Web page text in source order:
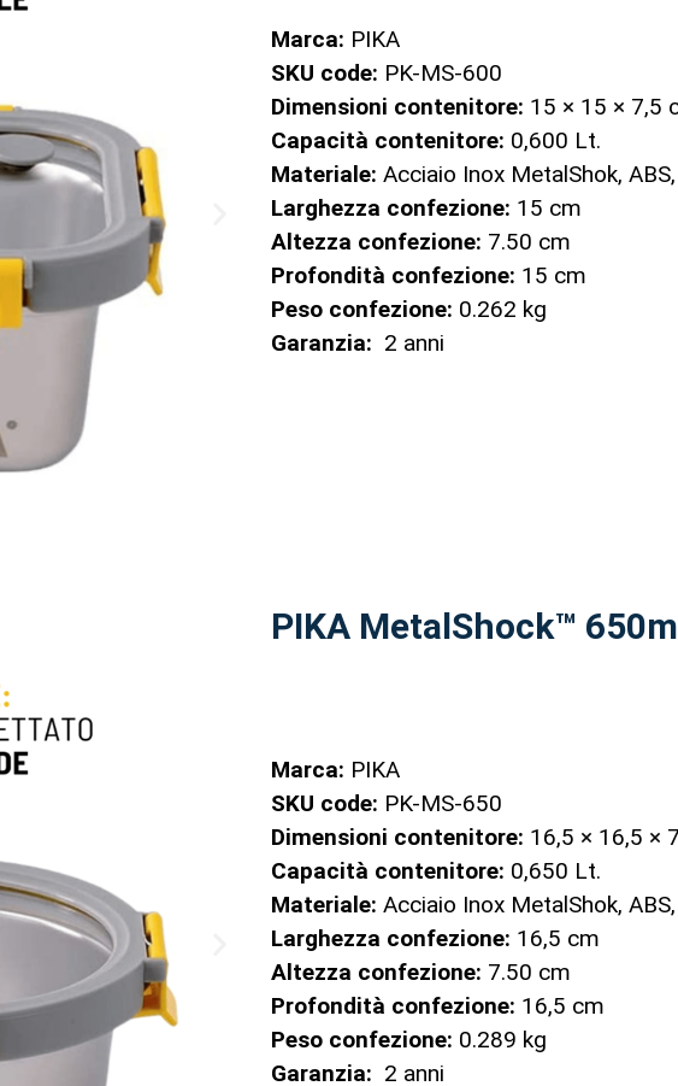
Marca: PIKA
SKU code: PK-MS-600
Dimensioni contenitore: 15 × 15 × 7,5
Capacità contenitore: 0,600 Lt.
Materiale: Acciaio Inox MetalShok,
Larghezza confezione: 15 cm
Altezza confezione: 7.50 cm
Profondità confezione: 15 cm
Peso confezione: 0.262 kg
Garanzia: 2 anni
PIKA MetalShock™
Marca: PIKA
SKU code: PK-MS-650
Dimensioni contenitore: 16,5 × 16,5 ×
Capacità contenitore: 0,650 Lt.
Materiale: Acciaio Inox MetalShok,
Larghezza confezione: 16,5 cm
Altezza confezione: 7.50 cm
Profondità confezione: 16,5 cm
Peso confezione: 0.289 kg
Garanzia: 2 anni